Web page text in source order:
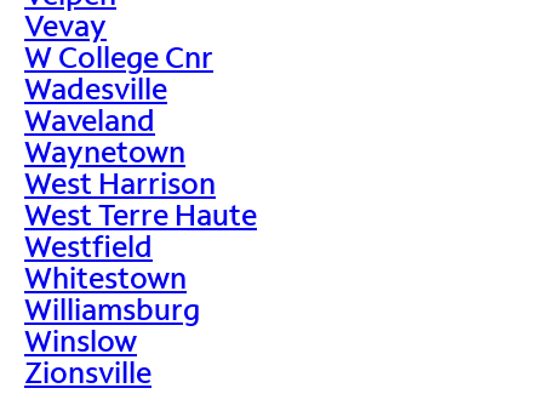
Vevay
W College Cnr
Wadesville
Waveland
Waynetown
West Harrison
West Terre Haute
Westfield
Whitestown
Williamsburg
Winslow
Zionsville